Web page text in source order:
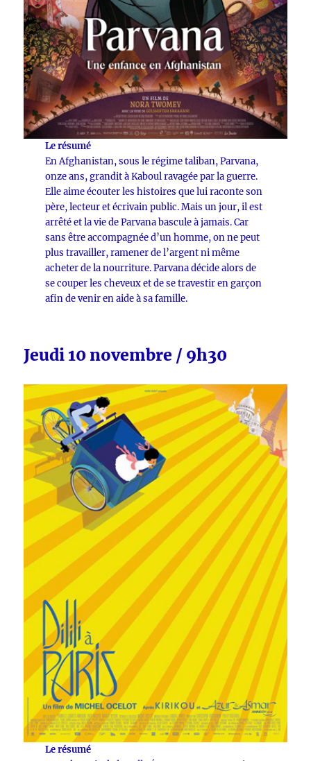
Le résumé
En Afghanistan, sous le régime taliban, Parvana,
onze ans, grandit à Kaboul ravagée par la guerre.
Elle aime écouter les histoires que lui raconte son
père, lecteur et écrivain public. Mais un jour, il est
arrêté et la vie de Parvana bascule à jamais. Car
sans être accompagnée d’un homme, on ne peut
plus travailler, ramener de l’argent ni même
acheter de la nourriture. Parvana décide alors de
se couper les cheveux et de se travestir en garçon
afin de venir en aide à sa famille.
Jeudi 10 novembre / 9h30
Le résumé